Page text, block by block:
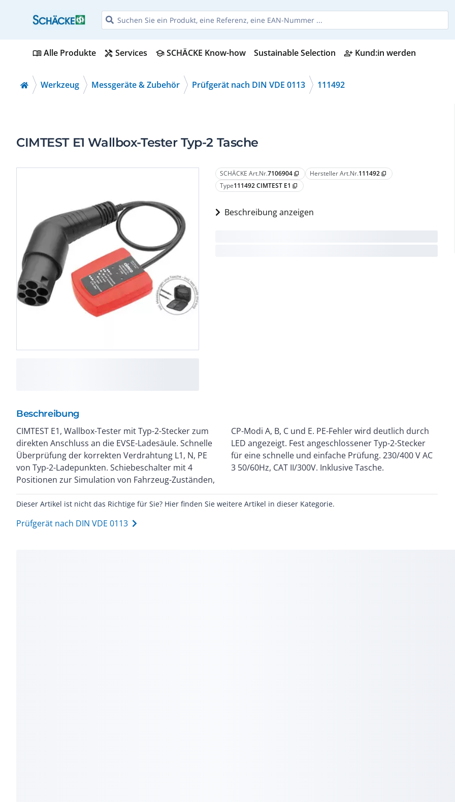
menu_bookAlle Produkte handyman Services schoolSCHÄCKE Know-how Sustainable Selection person_add_alt Kund:in werden
Werkzeug Messgeräte & Zubehör Prüfgerät nach DIN VDE 0113 111492
CIMTEST E1 Wallbox-Tester Typ-2 Tasche
SCHÄCKE Art.Nr.7106904 content_copy Hersteller Art.Nr.111492 content_copy
Type111492 CIMTEST E1 content_copy
Beschreibung anzeigen
Beschreibung
CIMTEST E1, Wallbox-Tester mit Typ-2-Stecker zum
direkten Anschluss an die EVSE-Ladesäule. Schnelle
Überprüfung der korrekten Verdrahtung L1, N, PE
von Typ-2-Ladepunkten. Schiebeschalter mit 4
Positionen zur Simulation von Fahrzeug-Zuständen,
CP-Modi A, B, C und E. PE-Fehler wird deutlich durch
LED angezeigt. Fest angeschlossener Typ-2-Stecker
für eine schnelle und einfache Prüfung. 230/400 V AC
3 50/60Hz, CAT II/300V. Inklusive Tasche.
Dieser Artikel ist nicht das Richtige für Sie? Hier finden Sie weitere Artikel in dieser Kategorie.
Prüfgerät nach DIN VDE 0113